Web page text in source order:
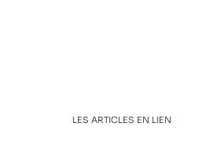
LES ARTICLES EN LIEN